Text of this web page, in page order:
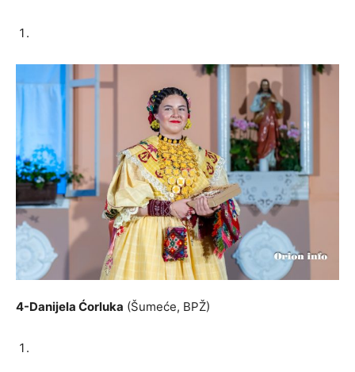
4-Danijela Ćorluka (Šumeće, BPŽ)